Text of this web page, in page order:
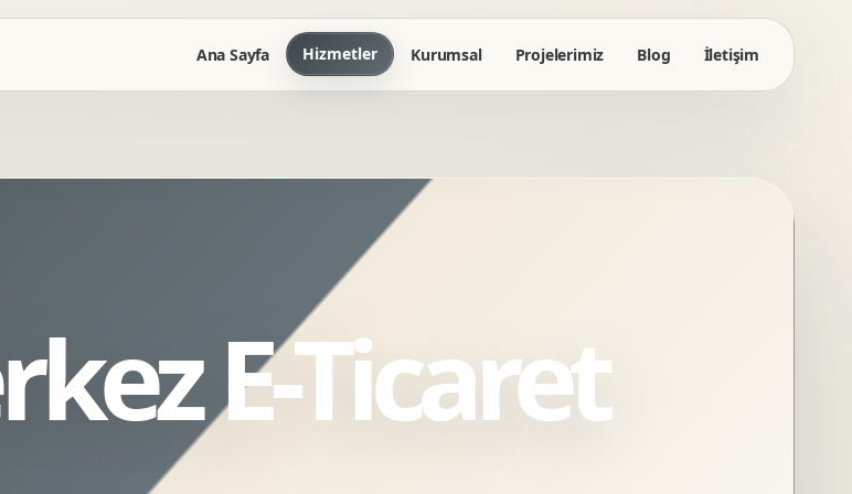
Ana Sayfa Hizmetler
Tasarimi
Kimlik
Tasarimi
Kurumsal Projelerimiz Blog İletişim
E-Ticaret